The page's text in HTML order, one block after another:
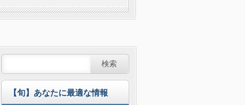
【旬】あなたに最適な情報